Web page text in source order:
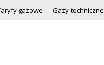
gazowe Gazy techniczne